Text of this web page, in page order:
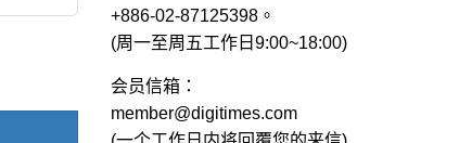
+886-02-87125398。
(周一至周五工作日9:00~18:00)
会员信箱：
member@digitimes.com